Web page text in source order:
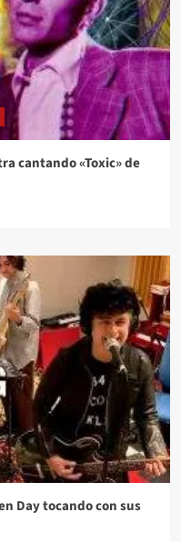
cantando «Toxic» de
Day tocando con sus